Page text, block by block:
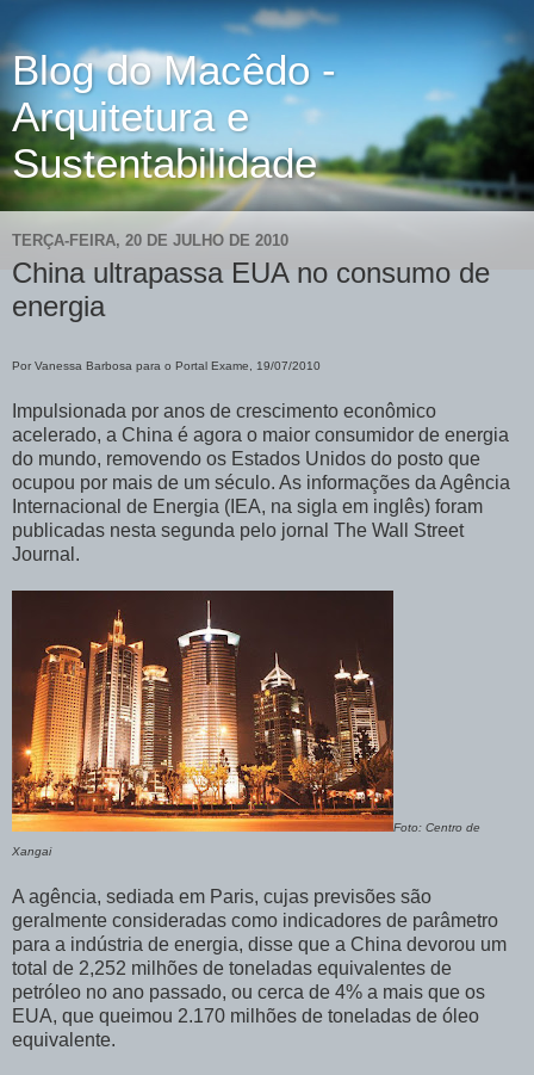
Blog do Macêdo -
Arquitetura e
Sustentabilidade
TERÇA-FEIRA, 20 DE JULHO DE 2010
China ultrapassa EUA no consumo de
energia
Por Vanessa Barbosa para o Portal Exame, 19/07/2010
Impulsionada por anos de crescimento econômico
acelerado, a China é agora o maior consumidor de energia
do mundo, removendo os Estados Unidos do posto que
ocupou por mais de um século. As informações da Agência
Internacional de Energia (IEA, na sigla em inglês) foram
publicadas nesta segunda pelo jornal The Wall Street
Journal.
Foto: Centro de
Xangai
A agência, sediada em Paris, cujas previsões são
geralmente consideradas como indicadores de parâmetro
para a indústria de energia, disse que a China devorou um
total de 2,252 milhões de toneladas equivalentes de
petróleo no ano passado, ou cerca de 4% a mais que os
EUA, que queimou 2.170 milhões de toneladas de óleo
equivalente.